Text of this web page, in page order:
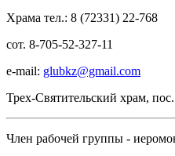
Храма тел.: 8 (72331) 22-768
сот. 8-705-52-327-11
e-mail: glubkz@gmail.com
Трех-Святительский храм,
Член рабочей группы -